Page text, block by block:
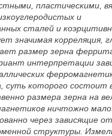
пластическими,
и
сталей и
значимая корреляция,
размер зерна
интерпретации
суть которого
размера зерна на
ничтожно
через зависящие
структуры.